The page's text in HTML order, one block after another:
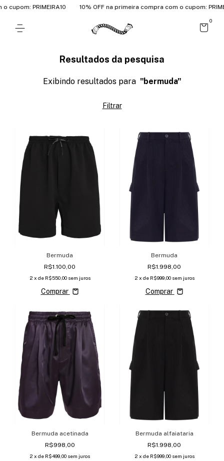
PRIMEIRA10 10% OFF na primeira compra com o cupom:
0
Resultados da pesquisa
Exibindo resultados para "bermuda"
Filtrar
Bermuda
R$1.100,00
2 x de R$550,00 sem juros
Comprar
Bermuda
R$1.998,00
2 x de R$999,00 sem juros
Comprar
Bermuda acetinada
R$998,00
2 x de R$499,00 sem juros
Bermuda alfaiataria
R$1.998,00
2 x de R$999,00 sem juros